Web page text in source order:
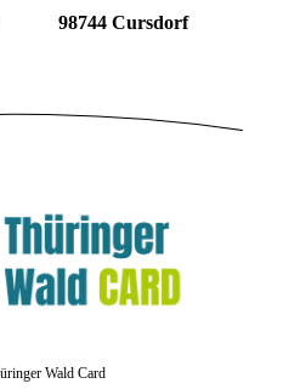
98744 Cursdorf
Wald Card